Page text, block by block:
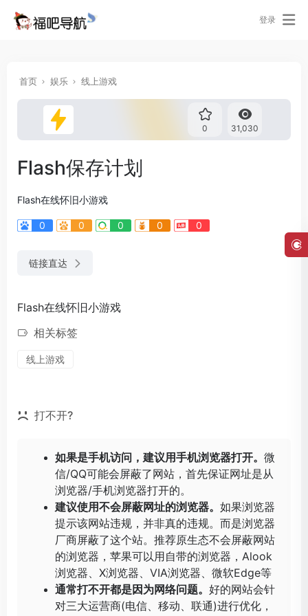
登录
首页 娱乐 线上游戏
0 31,030
Flash保存计划
Flash在线怀旧小游戏
0 0 0 0 0
链接直达
Flash在线怀旧小游戏
相关标签
线上游戏
打不开?
如果是手机访问，建议用手机浏览器打开。 微
信/QQ可能会屏蔽了网站，首先保证网址是从
浏览器/手机浏览器打开的。
建议使用不会屏蔽网址的浏览器。 如果浏览器
提示该网站违规，并非真的违规。而是浏览器
厂商屏蔽了这个站。推荐原生态不会屏蔽网站
的浏览器，苹果可以用自带的浏览器， Alook
浏览器
X浏览器 VIA浏览器 微软Edge等
通常打不开都是因为网络问题。 好的网站会针
对三大运营商(电信、移动、联通)进行优化，